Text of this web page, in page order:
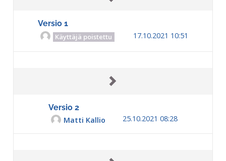
Versio 1
Käyttäjä poistettu 17.10.2021 10:51
Versio 2
Matti Kallio
25.10.2021 08:28